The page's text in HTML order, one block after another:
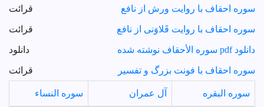
سوره احقاف با روایت ورش از نافع قرائت
سوره احقاف با روایت قَلاوَنی از نافع قرائت
دانلود pdf سوره الأحقاف نوشته شده دانلود
سوره احقاف با فونت بزرگ و تفسیر قرائت
سوره البقره آل عمران سوره النساء